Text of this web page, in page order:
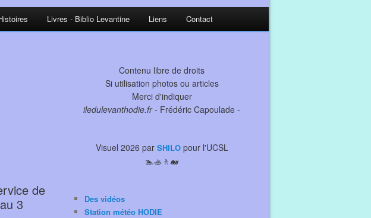
Livres - Biblio Levantine Liens Contact
de
3
Contenu libre de droits
Si utilisation photos ou articles
Merci d'indiquer
iledulevanthodie.fr- Frédéric Capoulade -
Visuel 2026 par SHILOpour l'UCSL
🏊🚣🚶🐋
Des vidéos
Station météo HODIE